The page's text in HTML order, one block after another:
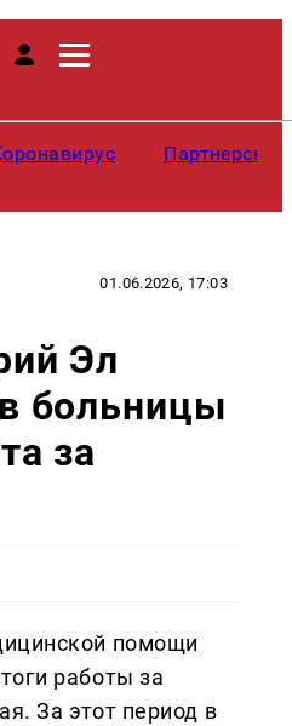
01.06.2026, 17:03
Эл
больницы
за
помощи
работы за
За этот период в